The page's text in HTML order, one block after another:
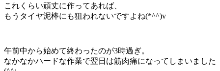
これくらい頑丈に作ってあれば、
もうタイヤ泥棒にも狙われないですよね(*^^)v
午前中から始めて終わったのが3時過ぎ。
なかなかハードな作業で翌日は筋肉痛になってしまいました